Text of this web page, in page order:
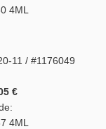
4ML
11 / #1176049
€
4ML